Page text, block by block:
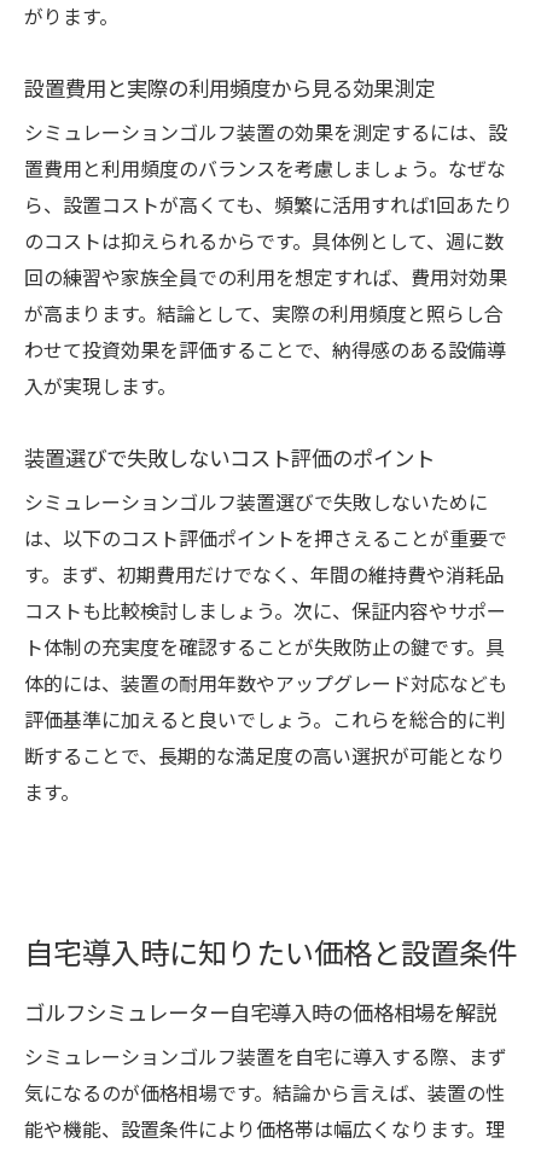
がります。
設置費用と実際の利用頻度から見る効果測定
シミュレーションゴルフ装置の効果を測定するには、設
置費用と利用頻度のバランスを考慮しましょう。なぜな
ら、設置コストが高くても、頻繁に活用すれば1回あたり
のコストは抑えられるからです。具体例として、週に数
回の練習や家族全員での利用を想定すれば、費用対効果
が高まります。結論として、実際の利用頻度と照らし合
わせて投資効果を評価することで、納得感のある設備導
入が実現します。
装置選びで失敗しないコスト評価のポイント
シミュレーションゴルフ装置選びで失敗しないために
は、以下のコスト評価ポイントを押さえることが重要で
す。まず、初期費用だけでなく、年間の維持費や消耗品
コストも比較検討しましょう。次に、保証内容やサポー
ト体制の充実度を確認することが失敗防止の鍵です。具
体的には、装置の耐用年数やアップグレード対応なども
評価基準に加えると良いでしょう。これらを総合的に判
断することで、長期的な満足度の高い選択が可能となり
ます。
自宅導入時に知りたい価格と設置条件
ゴルフシミュレーター自宅導入時の価格相場を解説
シミュレーションゴルフ装置を自宅に導入する際、まず
気になるのが価格相場です。結論から言えば、装置の性
能や機能、設置条件により価格帯は幅広くなります。理